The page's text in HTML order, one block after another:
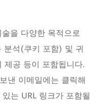
을 다양한 목적으로
분석(쿠키 포함) 및 귀
제공 등이 포함됩니다.
낸 이메일에는 클릭해
는 URL 링크가 포함될